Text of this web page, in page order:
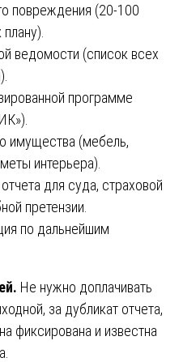
повреждения (20-100
ведомости (список всех
программе
имущества (мебель,
интерьера).
для суда, страховой
претензии.
по дальнейшим
Не нужно доплачивать
за дубликат отчета,
фиксирована и известна